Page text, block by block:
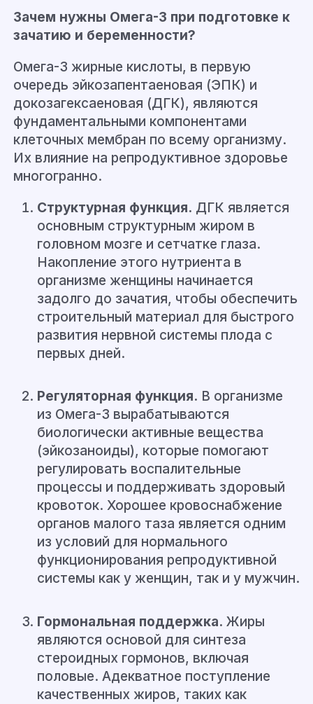
Зачем нужны Омега-3 при подготовке к
зачатию и беременности?
Омега-3 жирные кислоты, в первую
очередь эйкозапентаеновая (ЭПК) и
докозагексаеновая (ДГК), являются
фундаментальными компонентами
клеточных мембран по всему организму.
Их влияние на репродуктивное здоровье
многогранно.
Структурная функция. ДГК является
основным структурным жиром в
головном мозге и сетчатке глаза.
Накопление этого нутриента в
организме женщины начинается
задолго до зачатия, чтобы обеспечить
строительный материал для быстрого
развития нервной системы плода с
первых дней.
Регуляторная функция. В организме
из Омега-3 вырабатываются
биологически активные вещества
(эйкозаноиды), которые помогают
регулировать воспалительные
процессы и поддерживать здоровый
кровоток. Хорошее кровоснабжение
органов малого таза является одним
из условий для нормального
функционирования репродуктивной
системы как у женщин, так и у мужчин.
Гормональная поддержка. Жиры
являются основой для синтеза
стероидных гормонов, включая
половые. Адекватное поступление
качественных жиров, таких как